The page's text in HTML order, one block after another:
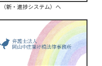
（新・進捗システム）へ